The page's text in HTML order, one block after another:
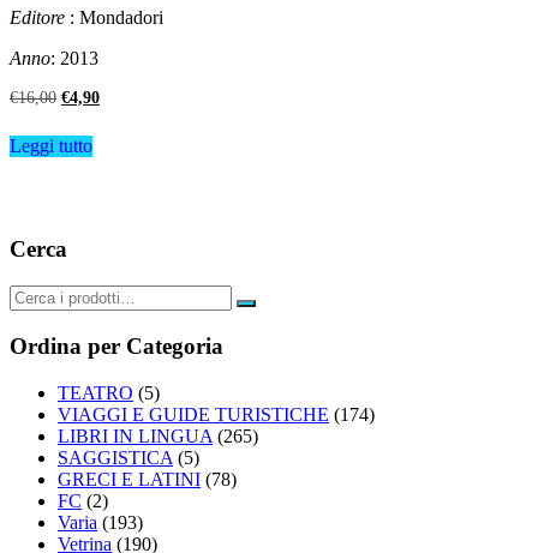
Editore : Mondadori
Anno: 2013
€16,00 Il
originale
era:
€4,90Il
Leggi tutto
Cerca
Ordina per Categoria
TEATRO (5)
VIAGGI E GUIDE TURISTICHE (174)
LIBRI IN LINGUA (265)
SAGGISTICA (5)
GRECI E LATINI (78)
FC (2)
Varia (193)
Vetrina (190)